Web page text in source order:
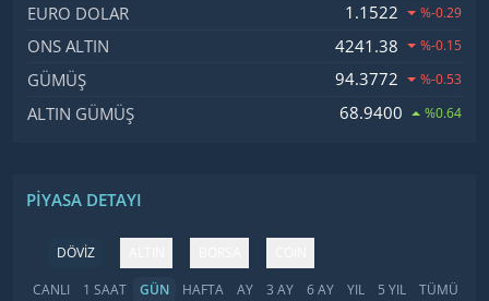
EURO DOLAR 1.1522 %-0.29
ONS ALTIN 4241.38 %-0.15
GÜMÜŞ 94.3772 %-0.53
ALTIN GÜMÜŞ 68.9400 %0.64
PIYASA DETAYI
DÖVİZ
CANLI
1 SAAT GÜN HAFTA AY 3 AY 6 AY YIL 5 YIL TÜMÜ